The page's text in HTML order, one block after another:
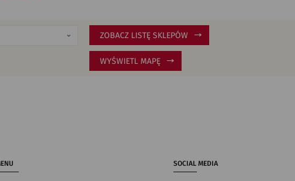
ZOBACZ LISTĘ SKLEPÓW
WYŚWIETL MAPĘ
SOCIAL MEDIA